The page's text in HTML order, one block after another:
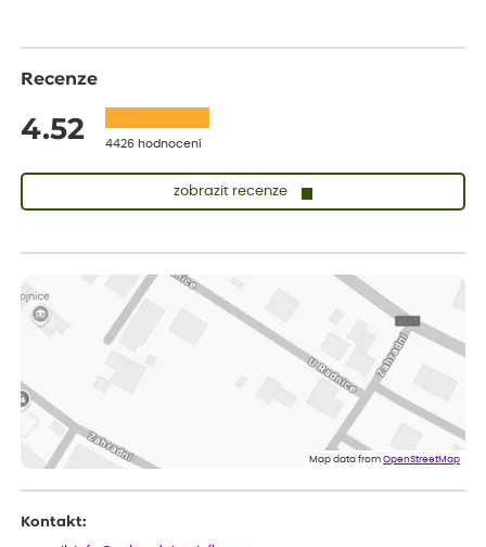
Recenze
4.52 4426 hodnocení
zobrazit recenze
Vše přišlo velice rychle krásně zabalené. Rostlinky po přesazení
velice dobře prospívají
Jarda
Dobrý den, byli jsme spokojeni
Eshop, objednání bylo v pořádku, žádný problém. Jen jsem byla
smutná z dodávky jedné kytky, která nebyla v nejlepší kondici a i
Map data fromOpenStreetMap
Kontakt: